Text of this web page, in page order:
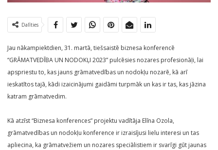
Dalīties
Jau nākampiektdien, 31. martā, tiešsaistē biznesa konferencē
“GRĀMATVEDĪBA UN NODOKĻI 2023” pulcēsies nozares profesionāļi, lai
apspriestu to, kas jauns grāmatvedības un nodokļu nozarē, kā arī
ieskatītos tajā, kādi izaicinājumi gaidāmi turpmāk un kas ir tas, kas jāzina
katram grāmatvedim.
Kā atzīst “Biznesa konferences” projektu vadītāja Elīna Ozola,
grāmatvedības un nodokļu konference ir izraisījusi lielu interesi un tas
apliecina, ka grāmatvežiem un nozares speciālistiem ir svarīgi gūt jaunas